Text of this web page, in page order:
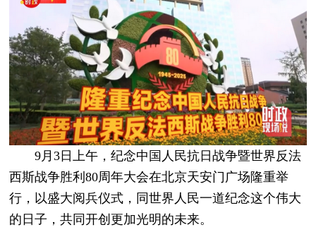
9月3日上午，纪念中国人民抗日战争暨世界反法
西斯战争胜利80周年大会在北京天安门广场隆重举
行，以盛大阅兵仪式，同世界人民一道纪念这个伟大
的日子，共同开创更加光明的未来。